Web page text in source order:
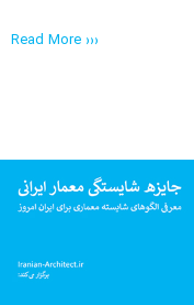
Read More ›››